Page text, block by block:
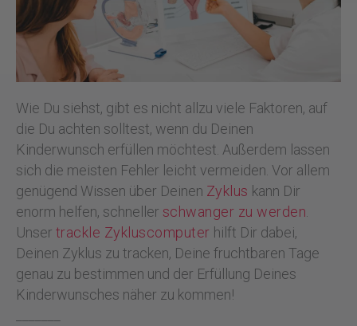
Wie Du siehst, gibt es nicht allzu viele Faktoren, auf
die Du achten solltest, wenn du Deinen
Kinderwunsch erfüllen möchtest. Außerdem lassen
sich die meisten Fehler leicht vermeiden. Vor allem
genügend Wissen über Deinen Zyklus kann Dir
enorm helfen, schneller schwanger zu werden
Unser trackle Zykluscomputer hilft Dir dabei,
Deinen Zyklus zu tracken, Deine fruchtbaren Tage
genau zu bestimmen und der Erfüllung Deines
Kinderwunsches näher zu kommen!